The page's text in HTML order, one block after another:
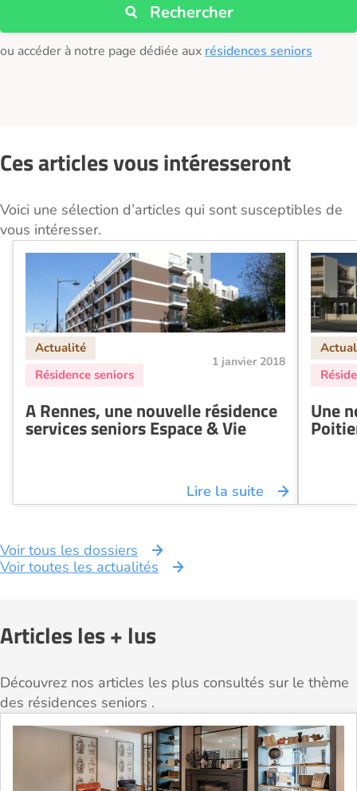
Rechercher
ou accéder à notre page dédiée aux résidences seniors
Ces articles vous intéresseront
Voici une sélection d’articles qui sont susceptibles de
vous intéresser.
1 janvier 2018
A Rennes, une nouvelle résidence
services seniors Espace & Vie
Lire la suite
Une
Voir tous les dossiers
Voir toutes les actualités
Articles les + lus
Découvrez nos articles les plus consultés sur le thème
des résidences seniors .